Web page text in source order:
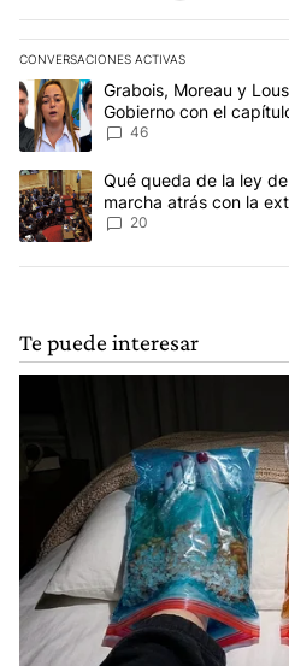
CONVERSACIONES ACTIVAS
Este listado muestra los artículos
Un artículo de tendencia con el
Grabois, Moreau y
Gobierno con el
46
Un artículo de tendencia con el
Qué queda de la ley
marcha atrás con la
20